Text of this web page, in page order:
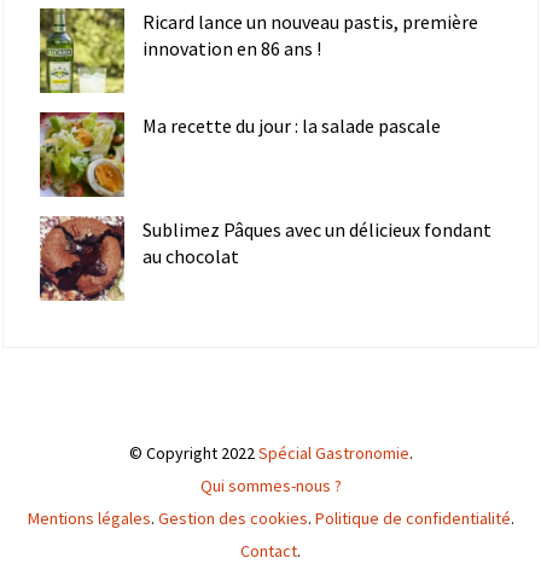
Ricard lance un nouveau pastis, première
innovation en 86 ans !
Ma recette du jour : la salade pascale
Sublimez Pâques avec un délicieux fondant
au chocolat
© Copyright 2022Spécial Gastronomie.
Qui sommes-nous ?
Mentions légales. Gestion des cookies. Politique de confidentialité.
Contact.